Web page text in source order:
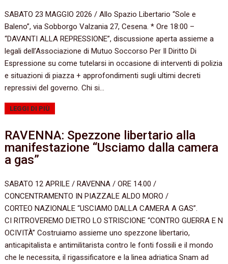
SABATO 23 MAGGIO 2026 / Allo Spazio Libertario “Sole e
Baleno”, via Sobborgo Valzania 27, Cesena. * Ore 18:00 –
“DAVANTI ALLA REPRESSIONE”, discussione aperta assieme a
legali dell’Associazione di Mutuo Soccorso Per Il Diritto Di
Espressione su come tutelarsi in occasione di interventi di polizia
e situazioni di piazza + approfondimenti sugli ultimi decreti
repressivi del governo. Chi si…
LEGGI DI PIÙ
RAVENNA: Spezzone libertario alla
manifestazione “Usciamo dalla camera
a gas”
SABATO 12 APRILE / RAVENNA / ORE 14.00 /
CONCENTRAMENTO IN PIAZZALE ALDO MORO /
CORTEO NAZIONALE “USCIAMO DALLA CAMERA A GAS”.
CI RITROVEREMO DIETRO LO STRISCIONE “CONTRO GUERRA E N
OCIVITÀ” Costruiamo assieme uno spezzone libertario,
anticapitalista e antimilitarista contro le fonti fossili e il mondo
che le necessita, il rigassificatore e la linea adriatica Snam ad